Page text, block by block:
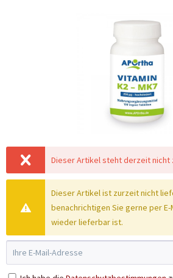
Dieser Artikel steht derzeit nicht
Dieser Artikel ist zurzeit nicht
benachrichtigen Sie gerne per
wieder lieferbar ist.